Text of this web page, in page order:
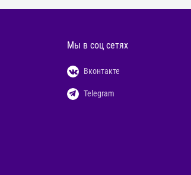
Мы в соц сетях
Вконтакте
Telegram